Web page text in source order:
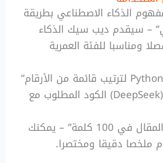
مفهوم الذكاء الاصطناعي بطريقة
– سيقدم ديب سيك الذكاء
ومناسبا للفئة العمرية
مثال 2: “اكتب كود Python لترتيب قائمة من الأرقام”
– سيولد ديب سيك (DeepSeek) الكود المطلوب مع
مثال 3: “لخص هذا المقال في 100 كلمة” – يمكنك
ملخصا دقيقا ومختصرا.